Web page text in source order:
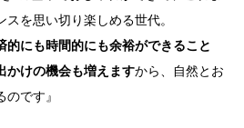
を思い切り楽しめる世代。
的にも時間的にも余裕ができること
かけの機会も増えますから、自然とお
です』